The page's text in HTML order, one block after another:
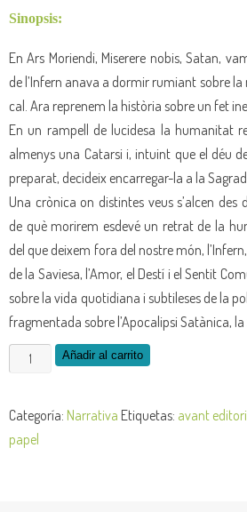
Sinopsis:
En Ars Moriendi, Miserere nobis, Satan,
de l’Infern anava a dormir rumiant sobre la
cal. Ara reprenem la història sobre un fet
En un rampell de lucidesa la humanitat
almenys una Catarsi i, intuint que el déu
preparat, decideix encarregar-la a la
Una crònica on distintes veus s’alcen des
de què morirem esdevé un retrat de la
del que deixem fora del nostre món,
de la Saviesa, l’Amor, el Destí i el Sentit
sobre la vida quotidiana i subtileses de la
fragmentada sobre l’Apocalipsi Satànica, la
Añadir al carrito
Categoría: Narrativa Etiquetas: avant
papel